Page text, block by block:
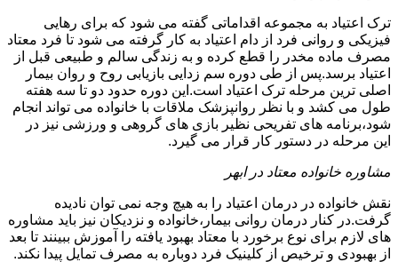
ترک اعتیاد به مجموعه اقداماتی گفته می شود که برای رهایی
فیزیکی و روانی فرد از دام اعتیاد به کار گرفته می شود تا فرد معتاد
مصرف ماده مخدر را قطع کرده و به زندگی سالم و طبیعی قبل از
اعتیاد برسد.پس از طی دوره سم زدایی بازیابی روح و روان بیمار
اصلی ترین مرحله ترک اعتیاد است.این دوره حدود دو تا سه هفته
طول می کشد و با نظر روانپزشک ملاقات با خانواده می تواند انجام
شود،برنامه های تفریحی نظیر بازی های گروهی و ورزشی نیز در
این مرحله در دستور کار قرار می گیرد.
مشاوره خانواده معتاد در ابهر
نقش خانواده در درمان اعتیاد را به هیچ وجه نمی توان نادیده
گرفت.در کنار درمان روانی بیمار،خانواده و نزدیکان نیز باید مشاوره
های لازم برای نوع برخورد با معتاد بهبود یافته را آموزش ببینند تا بعد
از بهبودی و ترخیص از کلینیک فرد دوباره به مصرف تمایل پیدا نکند.